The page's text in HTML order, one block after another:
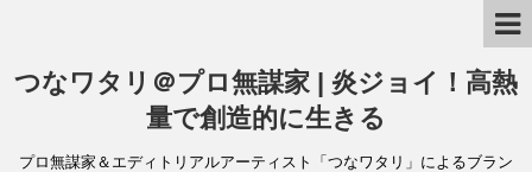
つなワタリ＠プロ無謀家 | 炎ジョイ！高熱
量で創造的に生きる
プロ無謀家＆エディトリアルアーティスト「つなワタリ」によるブラン